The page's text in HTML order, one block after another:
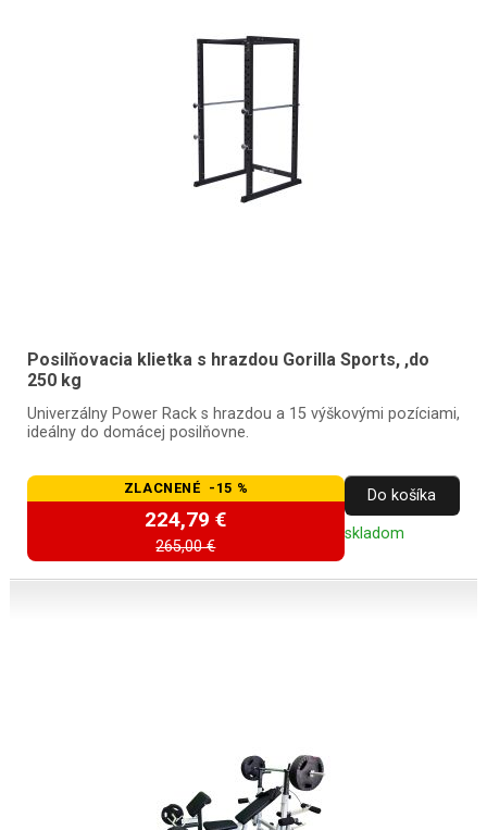
Posilňovacia klietka s hrazdou Gorilla Sports, ,do
250 kg
Univerzálny Power Rack s hrazdou a 15 výškovými pozíciami,
ideálny do domácej posilňovne.
ZLACNENÉ -15 %
224,79 €
265,00 €
Do košíka
skladom